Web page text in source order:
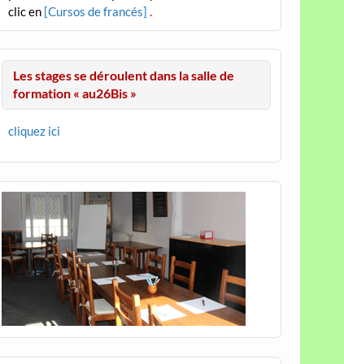
clic en [Cursos de francés]
Les stages se déroulent dans la salle de
formation « au26Bis »
cliquez ici